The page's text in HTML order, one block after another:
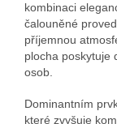
kombinaci
čalouněné
příjemnou
plocha poskytuje
osob.
Dominantním
které zvyšuje